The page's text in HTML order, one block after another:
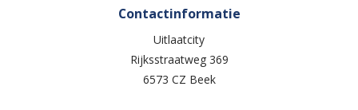
Contactinformatie
Uitlaatcity
Rijksstraatweg 369
6573 CZ Beek